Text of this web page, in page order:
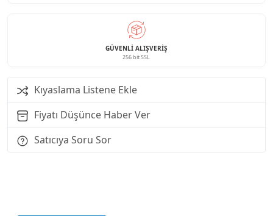
GÜVENLI ALIŞVERIŞ
256 bit SSL
Kıyaslama Listene Ekle
Fiyatı Düşünce Haber Ver
Satıcıya Soru Sor